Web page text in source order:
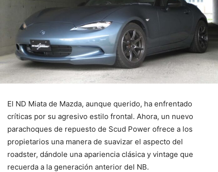
El ND Miata de Mazda, aunque querido, ha enfrentado
críticas por su agresivo estilo frontal. Ahora, un nuevo
parachoques de repuesto de Scud Power ofrece a los
propietarios una manera de suavizar el aspecto del
roadster, dándole una apariencia clásica y vintage que
recuerda a la generación anterior del NB.